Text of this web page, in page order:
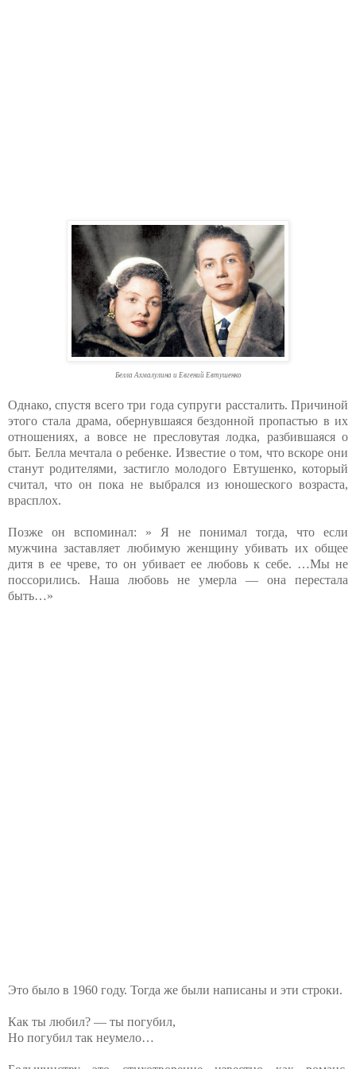
Белла Ахмалулина и Евгений Евтушенко
Однако, спустя всего три года супруги рассталить. Причиной
этого стала драма, обернувшаяся бездонной пропастью в их
отношениях, а вовсе не пресловутая лодка, разбившаяся о
быт. Белла мечтала о ребенке. Известие о том, что вскоре они
станут родителями, застигло молодого Евтушенко, который
считал, что он пока не выбрался из юношеского возраста,
врасплох.
Позже он вспоминал: » Я не понимал тогда, что если
мужчина заставляет любимую женщину убивать их общее
дитя в ее чреве, то он убивает ее любовь к себе. …Мы не
поссорились. Наша любовь не умерла — она перестала
быть…»
Это было в 1960 году. Тогда же были написаны и эти строки.
Как ты любил? — ты погубил,
Но погубил так неумело…